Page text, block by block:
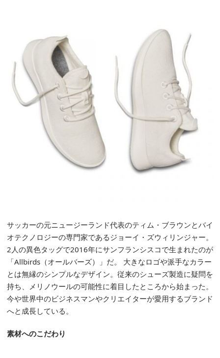
サッカーの元ニュージーランド代表のティム・ブラウンとバイ
オテクノロジーの専門家であるジョーイ・ズウィリンジャー。
2人の異色タッグで2016年にサンフランシスコで生まれたのが
「Allbirds（オールバーズ）」だ。 大きなロゴや派手なカラー
とは無縁のシンプルなデザイン。従来のシューズ製造に疑問を
持ち、メリノウールの可能性に着目したところから始まった。
今や世界中のビジネスマンやクリエイターが愛用するブランド
へと成長している。
素材へのこだわり